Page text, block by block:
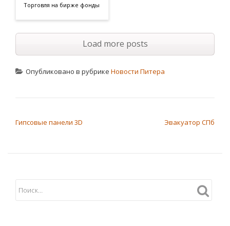
Торговля на бирже фонды
Load more posts
Опубликовано в рубрике Новости Питера
Гипсовые панели 3D Эвакуатор СПб